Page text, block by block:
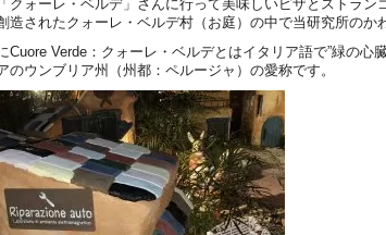
クォーレ・ベルデ」さんに行って美味しいピザとストラン
造されたクォーレ・ベルデ村（お庭）の中で当研究所のか
Cuore Verde：クォーレ・ベルデとはイタリア語で”緑の心
のウンブリア州（州都：ペルージャ）の愛称です。